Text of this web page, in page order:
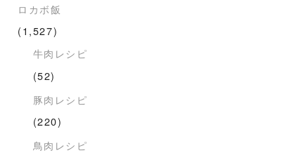
ロカボ飯
(1,527)
牛肉レシピ
(52)
豚肉レシピ
(220)
鳥肉レシピ